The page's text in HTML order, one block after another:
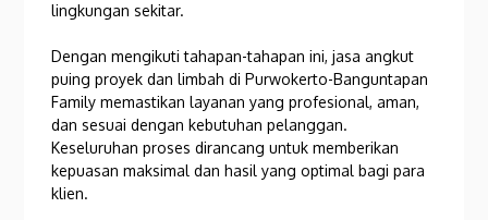
lingkungan sekitar.
Dengan mengikuti tahapan-tahapan ini, jasa angkut
puing proyek dan limbah di Purwokerto-Banguntapan
Family memastikan layanan yang profesional, aman,
dan sesuai dengan kebutuhan pelanggan.
Keseluruhan proses dirancang untuk memberikan
kepuasan maksimal dan hasil yang optimal bagi para
klien.